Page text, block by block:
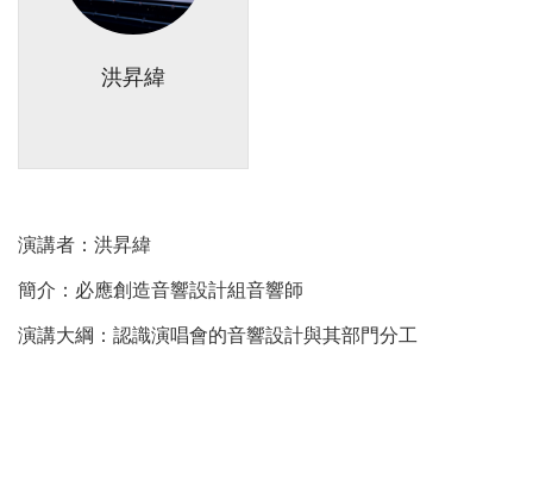
洪昇緯
演講者：洪昇緯
簡介：必應創造音響設計組音響師
演講大綱： 認識演唱會的音響設計與其部門分工